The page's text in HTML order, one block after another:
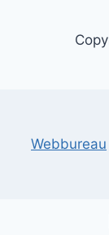
Webbureau